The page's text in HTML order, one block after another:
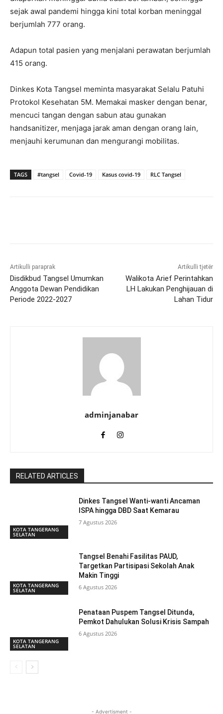
sejak awal pandemi hingga kini total korban meninggal
berjumlah 777 orang.
Adapun total pasien yang menjalani perawatan berjumlah
415 orang.
Dinkes Kota Tangsel meminta masyarakat Selalu Patuhi
Protokol Kesehatan 5M. Memakai masker dengan benar,
mencuci tangan dengan sabun atau gunakan
handsanitizer, menjaga jarak aman dengan orang lain,
menjauhi kerumunan dan mengurangi mobilitas.
TAGS #tangsel Covid-19 Kasus covid-19 RLC Tangsel
Artikulli paraprak
Disdikbud Tangsel Umumkan
Anggota Dewan Pendidikan
Periode 2022-2027
Artikulli tjetër
Walikota Arief Perintahkan
LH Lakukan Penghijauan di
Lahan Tidur
adminjanabar
RELATED ARTICLES
KOTA TANGERANG
SELATAN
Dinkes Tangsel Wanti-wanti Ancaman
ISPA hingga DBD Saat Kemarau
7 Agustus 2026
KOTA TANGERANG
SELATAN
Tangsel Benahi Fasilitas PAUD,
Targetkan Partisipasi Sekolah Anak
Makin Tinggi
6 Agustus 2026
KOTA TANGERANG
SELATAN
Penataan Puspem Tangsel Ditunda,
Pemkot Dahulukan Solusi Krisis Sampah
6 Agustus 2026
- Advertisment -